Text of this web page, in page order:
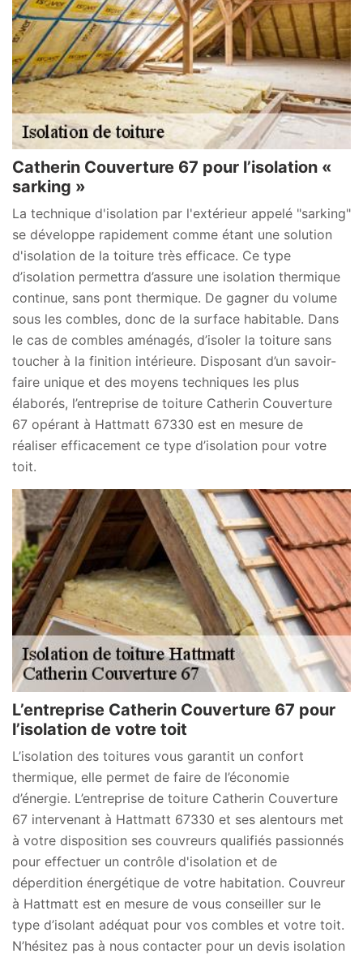
Catherin Couverture 67 pour l’isolation «
sarking »
La technique d'isolation par l'extérieur appelé "sarking"
se développe rapidement comme étant une solution
d'isolation de la toiture très efficace. Ce type
d’isolation permettra d’assure une isolation thermique
continue, sans pont thermique. De gagner du volume
sous les combles, donc de la surface habitable. Dans
le cas de combles aménagés, d’isoler la toiture sans
toucher à la finition intérieure. Disposant d’un savoir-
faire unique et des moyens techniques les plus
élaborés, l’entreprise de toiture Catherin Couverture
67 opérant à Hattmatt 67330 est en mesure de
réaliser efficacement ce type d’isolation pour votre
toit.
L’entreprise Catherin Couverture 67 pour
l’isolation de votre toit
L’isolation des toitures vous garantit un confort
thermique, elle permet de faire de l’économie
d’énergie. L’entreprise de toiture Catherin Couverture
67 intervenant à Hattmatt 67330 et ses alentours met
à votre disposition ses couvreurs qualifiés passionnés
pour effectuer un contrôle d'isolation et de
déperdition énergétique de votre habitation. Couvreur
à Hattmatt est en mesure de vous conseiller sur le
type d’isolant adéquat pour vos combles et votre toit.
N’hésitez pas à nous contacter pour un devis isolation